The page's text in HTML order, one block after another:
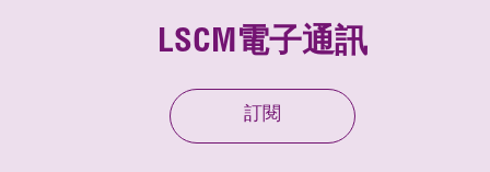
LSCM電子通訊
訂閱